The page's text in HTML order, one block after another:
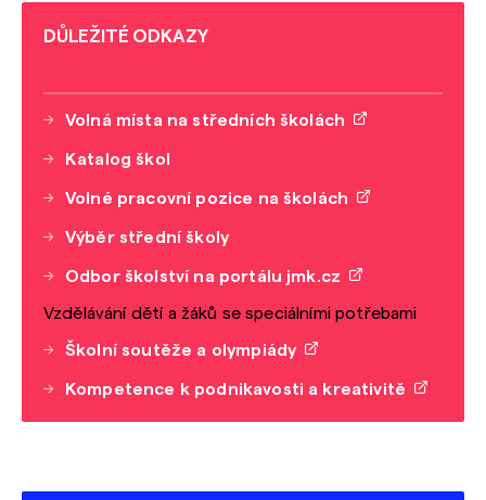
DŮLEŽITÉ ODKAZY
Volná místa na středních školách
Katalog škol
Volné pracovní pozice na školách
Výběr střední školy
Odbor školství na portálu jmk.cz
Vzdělávání dětí a žáků se speciálními potřebami
Školní soutěže a olympiády
Kompetence k podnikavosti a kreativitě